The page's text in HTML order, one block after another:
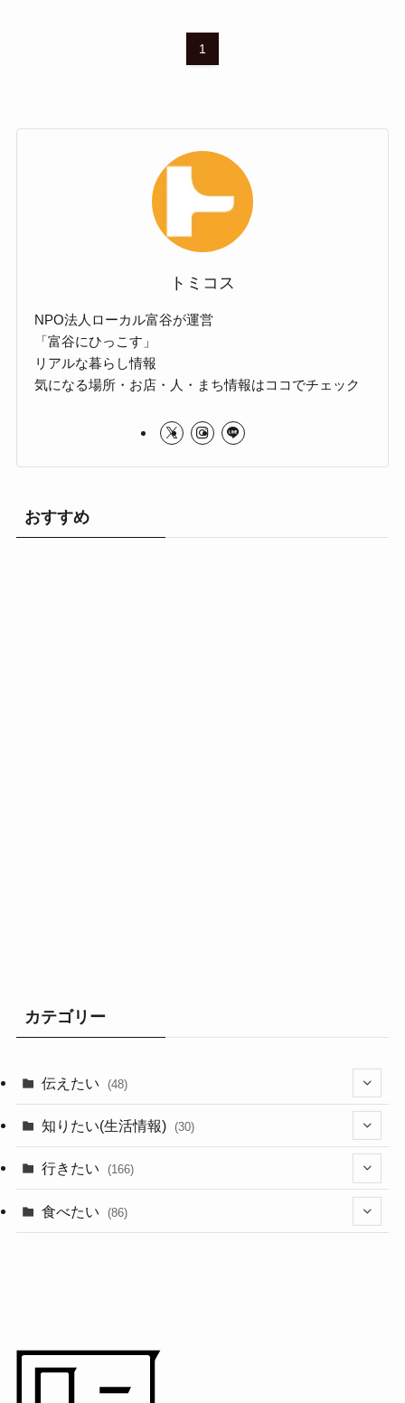
1
トミコス
NPO法人ローカル富谷が運営
「富谷にひっこす」
リアルな暮らし情報
気になる場所・お店・人・まち情報はココでチェック
おすすめ
カテゴリー
伝えたい (48)
(44)
(1)
知りたい(生活情報) (30)
(10)
(11)
行きたい (166)
(18)
食べたい (86)